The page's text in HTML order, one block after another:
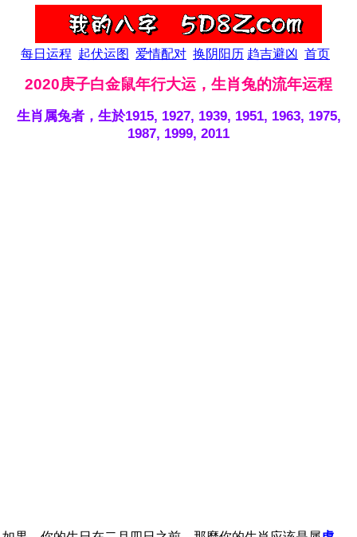
每日运程 起伏运图 爱情配对 换阴阳历 趋吉避凶 首页
2020庚子白金鼠年行大运，生肖兔的流年运程
生肖属兔者，生於1915, 1927, 1939, 1951, 1963, 1975,
1987, 1999, 2011